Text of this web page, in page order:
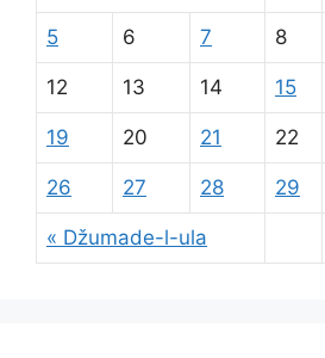
« Džumade-l-ula
5 6 7 8
12 13 14 15
19 20 21 22
26 27 28 29